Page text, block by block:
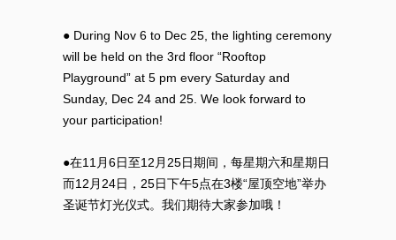
● During Nov 6 to Dec 25, the lighting ceremony
will be held on the 3rd floor “Rooftop
Playground” at 5 pm every Saturday and
Sunday, Dec 24 and 25. We look forward to
your participation!
●在11月6日至12月25日期间，每星期六和星期日
而12月24日，25日下午5点在3楼“屋顶空地”举办
圣诞节灯光仪式。我们期待大家参加哦！